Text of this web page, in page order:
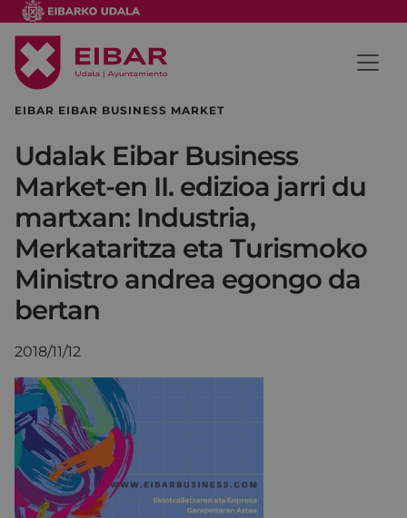
EIBAR EIBAR BUSINESS MARKET
Udalak Eibar Business
Market-en II. edizioa jarri du
martxan: Industria,
Merkataritza eta Turismoko
Ministro andrea egongo da
bertan
2018/11/12